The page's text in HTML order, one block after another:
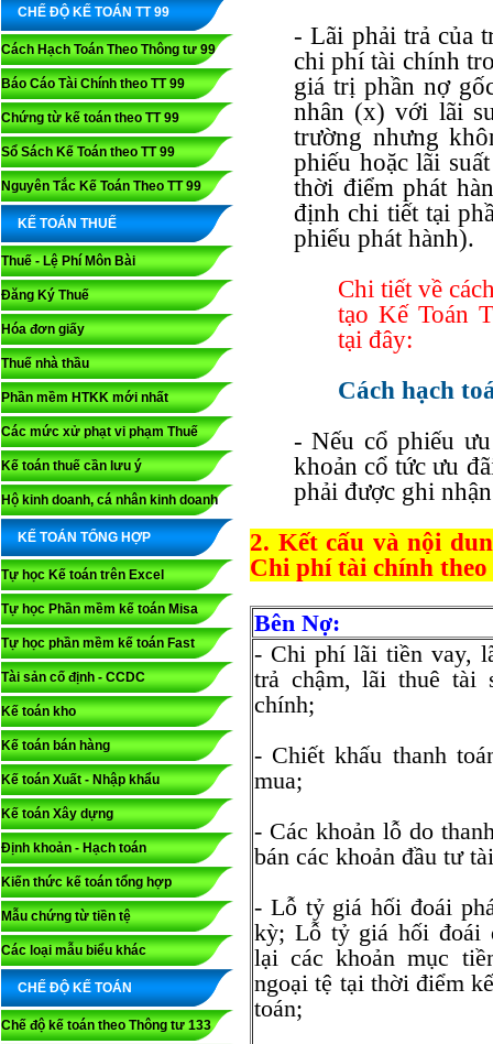
CHẾ ĐỘ KẾ TOÁN TT 99
Cách Hạch Toán Theo Thông tư 99
Báo Cáo Tài Chính theo TT 99
Chứng từ kế toán theo TT 99
Sổ Sách Kế Toán theo TT 99
Nguyên Tắc Kế Toán Theo TT 99
KẾ TOÁN THUẾ
Thuế - Lệ Phí Môn Bài
Đăng Ký Thuế
Hóa đơn giấy
Thuế nhà thầu
Phần mềm HTKK mới nhất
Các mức xử phạt vi phạm Thuế
Kế toán thuế cần lưu ý
Hộ kinh doanh, cá nhân kinh doanh
KẾ TOÁN TỔNG HỢP
Tự học Kế toán trên Excel
Tự học Phần mềm kế toán Misa
Tự học phần mềm kế toán Fast
Tài sản cố định - CCDC
Kế toán kho
Kế toán bán hàng
Kế toán Xuất - Nhập khẩu
Kế toán Xây dựng
Định khoản - Hạch toán
Kiến thức kế toán tổng hợp
Mẫu chứng từ tiền tệ
Các loại mẫu biểu khác
CHẾ ĐỘ KẾ TOÁN
Chế độ kế toán theo Thông tư 133
- Lãi phải trả của
chi phí tài chính
giá trị phần nợ
nhân (x) với lãi
trường nhưng
phiếu hoặc lãi
thời điểm phát
định chi tiết tại
phiếu phát hành).
Chi tiết về
tạo Kế Toán
tại đây:
Cách hạch
- Nếu cổ phiếu
khoản cổ tức ưu
phải được ghi
2. Kết cấu và nội
Chi phí tài chính
Bên Nợ:
- Chi phí lãi tiền vay,
trả chậm, lãi thuê tài
chính;
- Chiết khấu thanh
mua;
- Các khoản lỗ do
bán các khoản đầu tư
- Lỗ tỷ giá hối đoái
kỳ; Lỗ tỷ giá hối đoái
lại các khoản mục
ngoại tệ tại thời điểm
toán;